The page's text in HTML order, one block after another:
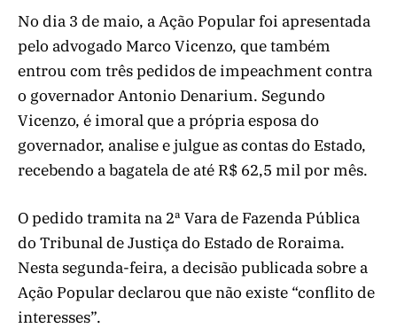
No dia 3 de maio, a Ação Popular foi apresentada
pelo advogado Marco Vicenzo, que também
entrou com três pedidos de impeachment contra
o governador Antonio Denarium. Segundo
Vicenzo, é imoral que a própria esposa do
governador, analise e julgue as contas do Estado,
recebendo a bagatela de até R$ 62,5 mil por mês.
O pedido tramita na 2ª Vara de Fazenda Pública
do Tribunal de Justiça do Estado de Roraima.
Nesta segunda-feira, a decisão publicada sobre a
Ação Popular declarou que não existe “conflito de
interesses”.